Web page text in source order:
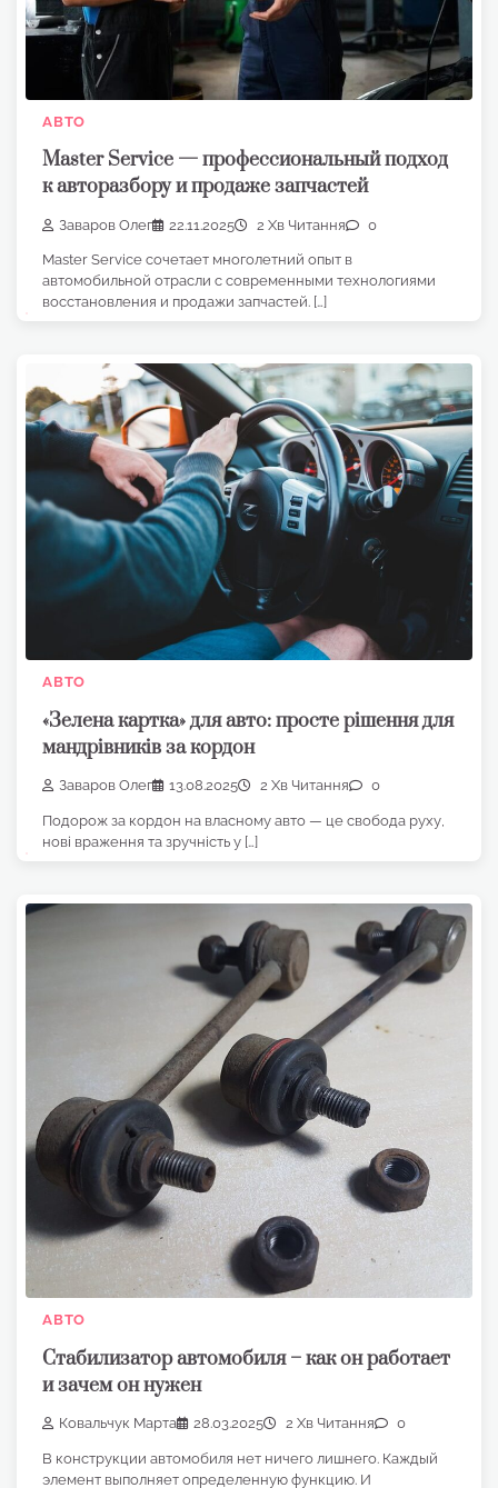
АВТО
Master Service — профессиональный подход
к авторазбору и продаже запчастей
Заваров Олег 22.11.2025 2 Хв Читання 0
Master Service сочетает многолетний опыт в
автомобильной отрасли с современными технологиями
восстановления и продажи запчастей. […]
АВТО
«Зелена картка» для авто: просте рішення для
мандрівників за кордон
Заваров Олег 13.08.2025 2 Хв Читання 0
Подорож за кордон на власному авто — це свобода руху,
нові враження та зручність у […]
АВТО
Стабилизатор автомобиля – как он работает
и зачем он нужен
Ковальчук Марта 28.03.2025 2 Хв Читання 0
В конструкции автомобиля нет ничего лишнего. Каждый
элемент выполняет определенную функцию. И